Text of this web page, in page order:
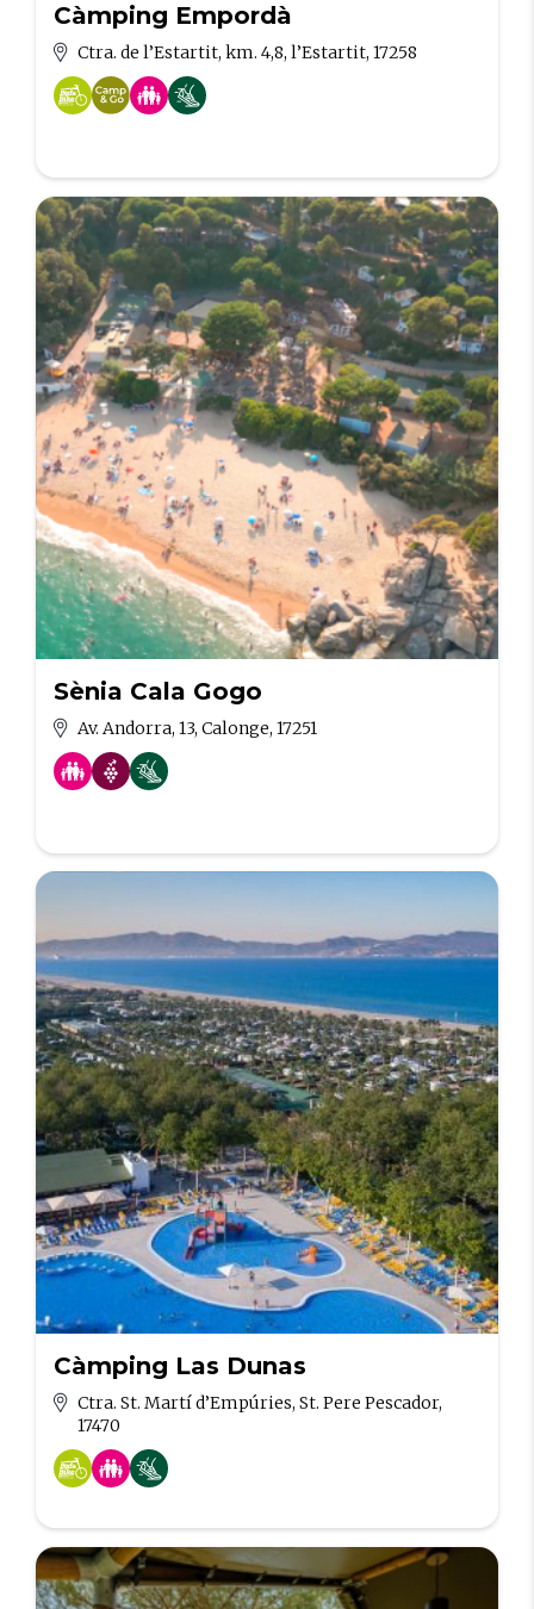
Càmping Empordà
Ctra. de l’Estartit, km. 4,8, l’Estartit, 17258
Sènia Cala Gogo
Av. Andorra, 13, Calonge, 17251
Càmping Las Dunas
Ctra. St. Martí d’Empúries, St. Pere Pescador,
17470